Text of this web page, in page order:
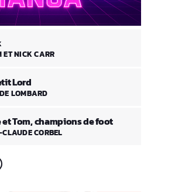
et Tom, champions de foot
CORBEL
Lord
LOMBARD
ET NICK CARR